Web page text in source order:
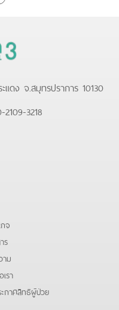
ดง จ.สมุทรปราการ 10130
2109-3218
จ
ร
ม
รา
กาศสิทธิผู้ป่วย